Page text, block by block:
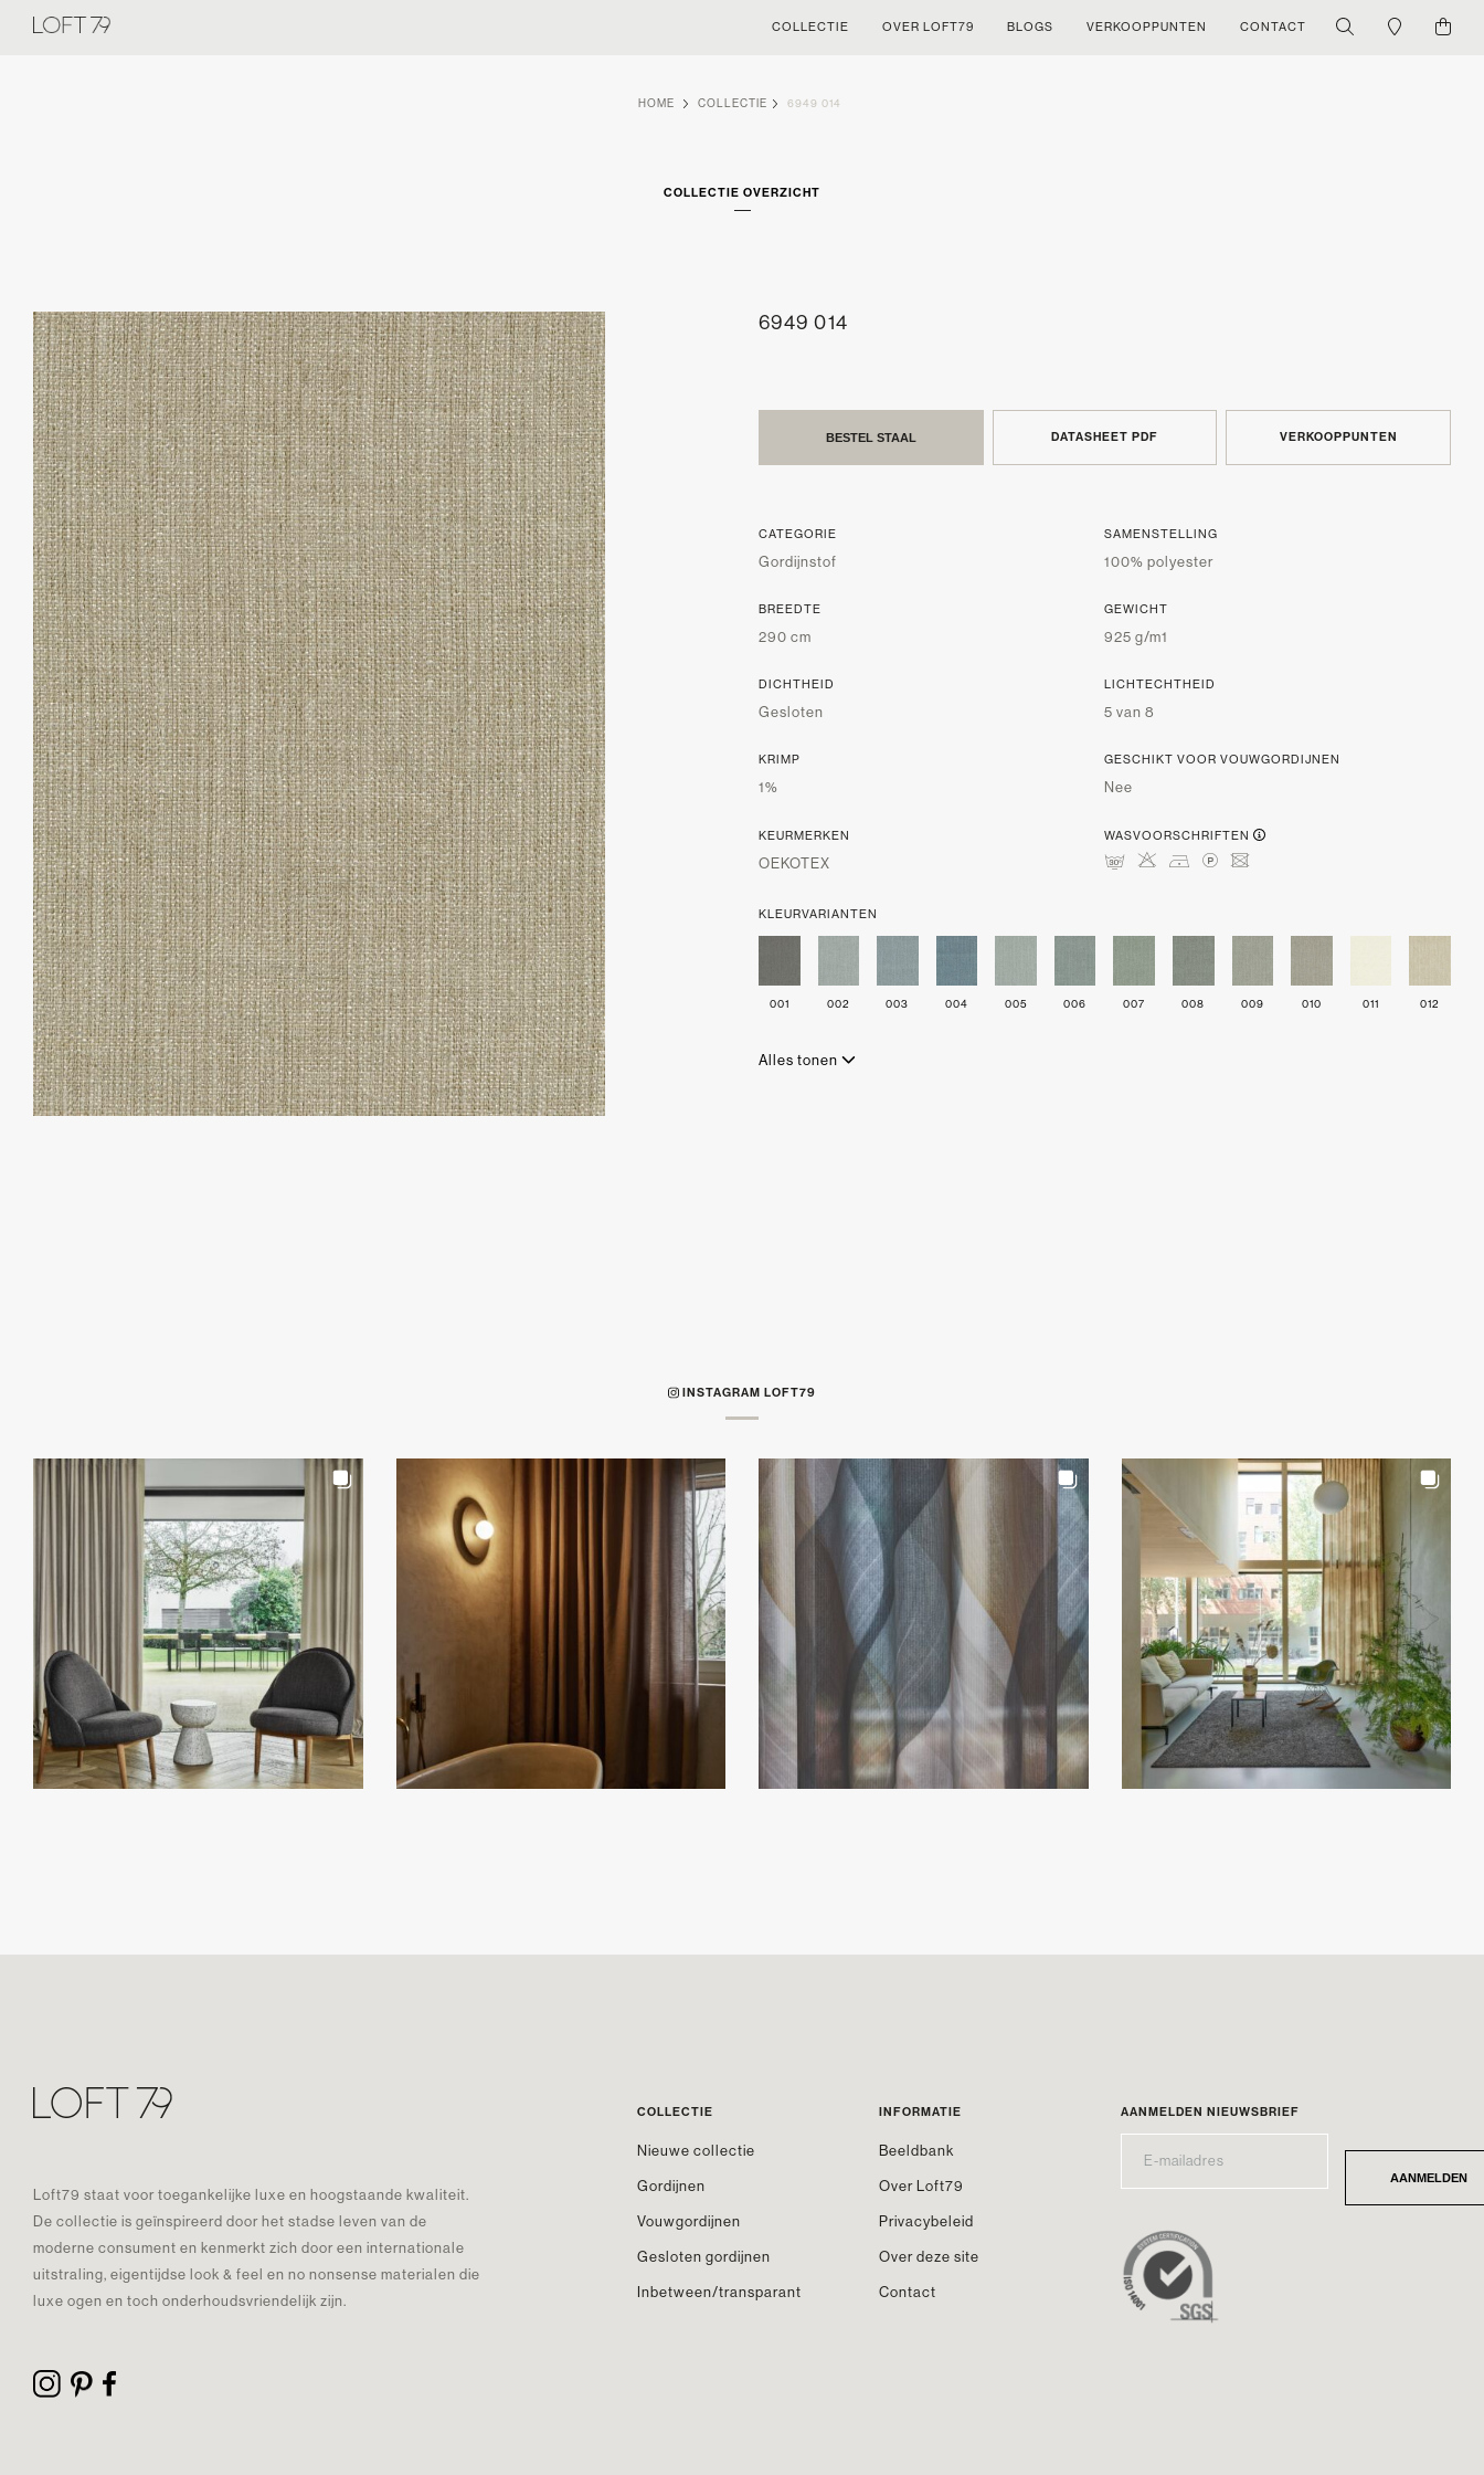
COLLECTIE OVER LOFT79 BLOGS VERKOOPPUNTEN CONTACT
HOME COLLECTIE 6949 014
COLLECTIE OVERZICHT
6949 014
BESTEL STAAL DATASHEET PDF VERKOOPPUNTEN
CATEGORIE
Gordijnstof
SAMENSTELLING
100% polyester
BREEDTE
290 cm
GEWICHT
925 g/m1
DICHTHEID
Gesloten
LICHTECHTHEID
5 van 8
KRIMP
1%
GESCHIKT VOOR VOUWGORDIJNEN
Nee
KEURMERKEN
OEKOTEX
WASVOORSCHRIFTEN
mHDLU
KLEURVARIANTEN
001 002 003 004 005 006 007 008 009 010 011 012
Alles tonen
INSTAGRAM LOFT79
Loft79 staat voor toegankelijke luxe en hoogstaande kwaliteit.
De collectie is geïnspireerd door het stadse leven van de
moderne consument en kenmerkt zich door een internationale
uitstraling, eigentijdse look & feel en no nonsense materialen die
luxe ogen en toch onderhoudsvriendelijk zijn.
COLLECTIE
Nieuwe collectie
Gordijnen
Vouwgordijnen
Gesloten gordijnen
Inbetween/transparant
INFORMATIE
Beeldbank
Over Loft79
Privacybeleid
Over deze site
Contact
AANMELDEN NIEUWSBRIEF
AANMELDEN